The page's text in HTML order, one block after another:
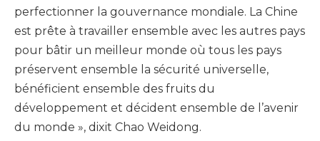
perfectionner la gouvernance mondiale. La Chine
est prête à travailler ensemble avec les autres pays
pour bâtir un meilleur monde où tous les pays
préservent ensemble la sécurité universelle,
bénéficient ensemble des fruits du
développement et décident ensemble de l’avenir
du monde », dixit Chao Weidong.